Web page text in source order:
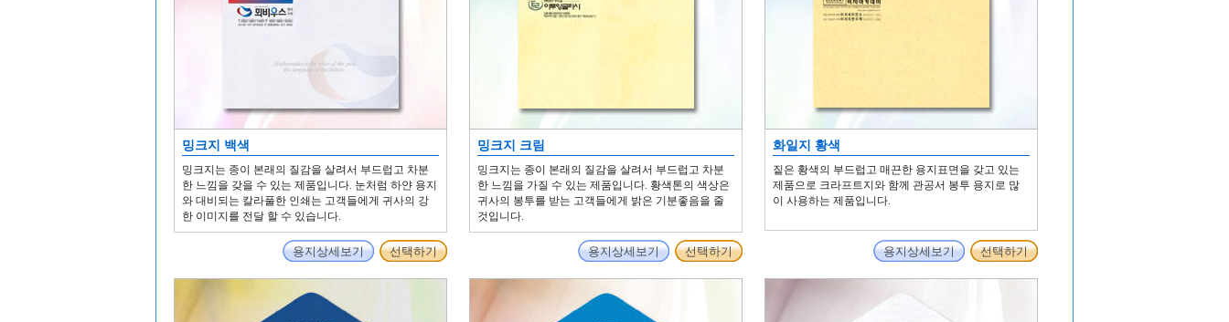
밍크지 백색
밍크지는 종이 본래의 질감을 살려서 부드럽고 차분
한 느낌을 갖을 수 있는 제품입니다. 눈처럼 하얀 용지
와 대비되는 칼라풀한 인쇄는 고객들에게 귀사의 강
한 이미지를 전달 할 수 있습니다.
밍크지 크림
밍크지는 종이 본래의 질감을 살려서 부드럽고 차분
한 느낌을 가질 수 있는 제품입니다. 황색톤의 색상은
귀사의 봉투를 받는 고객들에게 밝은 기분좋음을 줄
것입니다.
화일지 황색
짙은 황색의 부드럽고 매끈한 용지표면을 갖고 있는
제품으로 크라프트지와 함께 관공서 봉투 용지로 많
이 사용하는 제품입니다.
선택하기
용지상세보기 선택하기
용지상세보기 선택하기
용지상세보기